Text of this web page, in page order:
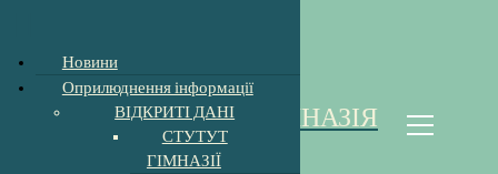
ХОЛМКІВСЬКА ГІМНАЗІЯ
Homoki Gimnázium
Новини
Оприлюднення інформації
ВІДКРИТІ ДАНІ
СТУТУТ
ГІМНАЗІЇ
Відкрити Панель інструментів